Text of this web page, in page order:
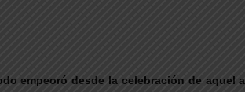
empeoró desde la celebración de aquel